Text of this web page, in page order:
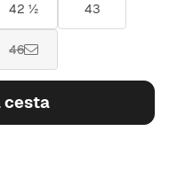
42 ½ 43
46
cesta